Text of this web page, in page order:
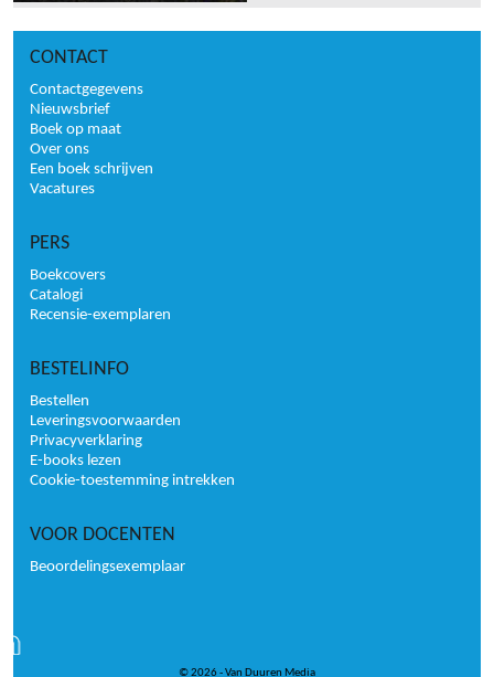
CONTACT
Contactgegevens
Nieuwsbrief
Boek op maat
Over ons
Een boek schrijven
Vacatures
PERS
Boekcovers
Catalogi
Recensie-exemplaren
BESTELINFO
Bestellen
Leveringsvoorwaarden
Privacyverklaring
E-books lezen
Cookie-toestemming intrekken
VOOR DOCENTEN
Beoordelingsexemplaar
© 2026 - Van Duuren Media